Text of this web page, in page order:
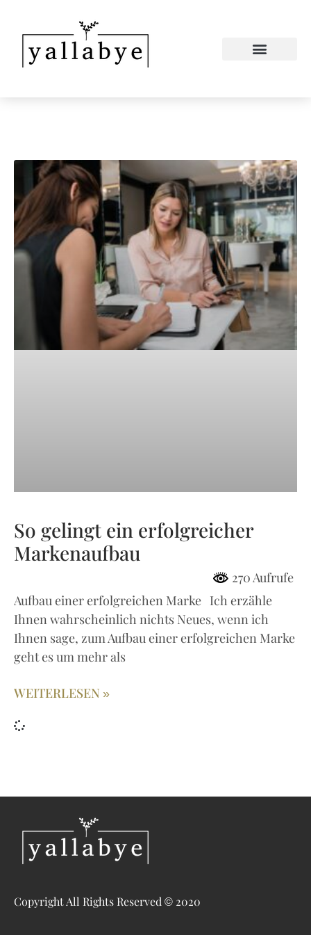
So gelingt ein erfolgreicher
Markenaufbau
270 Aufrufe
Aufbau einer erfolgreichen Marke Ich erzähle
Ihnen wahrscheinlich nichts Neues, wenn ich
Ihnen sage, zum Aufbau einer erfolgreichen Marke
geht es um mehr als
WEITERLESEN »
Copyright All Rights Reserved © 2020